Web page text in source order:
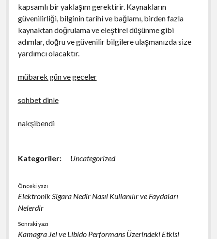
kapsamlı bir yaklaşım gerektirir. Kaynakların
güvenilirliği, bilginin tarihi ve bağlamı, birden fazla
kaynaktan doğrulama ve eleştirel düşünme gibi
adımlar, doğru ve güvenilir bilgilere ulaşmanızda size
yardımcı olacaktır.
mübarek gün ve geceler
sohbet dinle
nakşibendi
Kategoriler: Uncategorized
Önceki yazı
Elektronik Sigara Nedir Nasıl Kullanılır ve Faydaları
Nelerdir
Sonraki yazı
Kamagra Jel ve Libido Performans Üzerindeki Etkisi